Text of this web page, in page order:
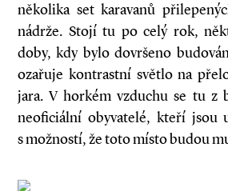
několika set karavanů
nádrže. Stojí tu po celý rok,
doby, kdy bylo dovršeno
ozařuje kontrastní světlo na
jara. V horkém vzduchu se tu
neoficiální obyvatelé, kteří jsou
s možností, že toto místo budou